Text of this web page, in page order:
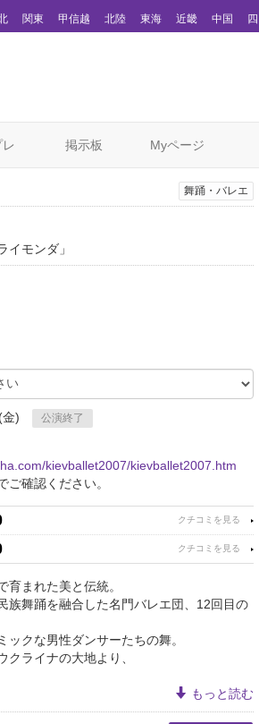
関東 甲信越 北陸 東海 近畿 中国
掲示板 Myページ
舞踊・バレエ
イモンダ」
)
公演終了
kievballet2007/kievballet2007.htm
確認ください。
育まれた美と伝統。
族舞踊を融合した名門バレエ団、12回目の
クな男性ダンサーたちの舞。
ライナの大地より、
もっと読む